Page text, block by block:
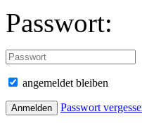
Passwort:
angemeldet bleiben
Passwort